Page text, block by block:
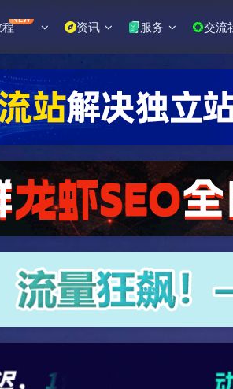
NEW 资讯 服务 交流